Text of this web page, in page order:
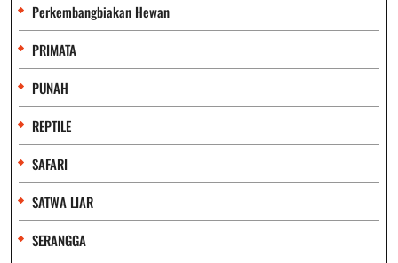
Perkembangbiakan Hewan
PRIMATA
PUNAH
REPTILE
SAFARI
SATWA LIAR
SERANGGA